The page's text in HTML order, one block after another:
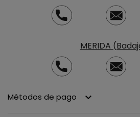
MERIDA
Métodos de pago keyboard_arrow_down